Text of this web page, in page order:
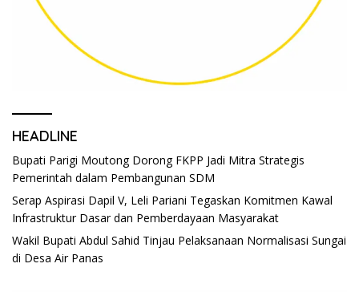
HEADLINE
Bupati Parigi Moutong Dorong FKPP Jadi Mitra Strategis
Pemerintah dalam Pembangunan SDM
Serap Aspirasi Dapil V, Leli Pariani Tegaskan Komitmen Kawal
Infrastruktur Dasar dan Pemberdayaan Masyarakat
Wakil Bupati Abdul Sahid Tinjau Pelaksanaan Normalisasi Sungai
di Desa Air Panas